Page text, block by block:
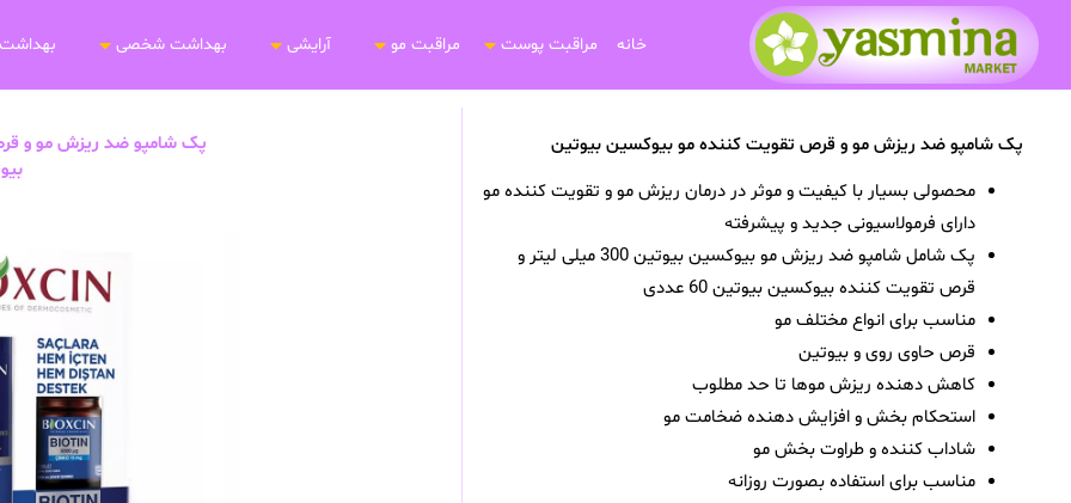
خانه مراقبت پوست مراقبت مو آرایشی بهداشت شخصی
پک شامپو ضد ریزش مو و قرص تقویت کننده مو بیوکسین بیوتین
محصولی بسیار با کیفیت و موثر در درمان ریزش مو و تقویت کننده مو
دارای فرمولاسیونی جدید و پیشرفته
پک شامل شامپو ضد ریزش مو بیوکسین بیوتین 300 میلی لیتر و
قرص تقویت کننده بیوکسین بیوتین 60 عددی
مناسب برای انواع مختلف مو
قرص حاوی روی و بیوتین
کاهش دهنده ریزش موها تا حد مطلوب
استحکام بخش و افزایش دهنده ضخامت مو
شاداب کننده و طراوت بخش مو
مناسب برای استفاده بصورت روزانه
پک شامپو ضد ریزش مو و